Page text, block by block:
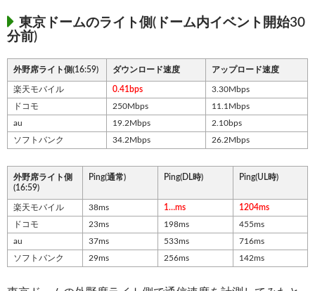
東京ドームのライト側(ドーム内イベント開始30
分前)
外野席ライト側(16:59) ダウンロード速度 アップロード速度
楽天モバイル 0.41bps
3.30Mbps
ドコモ
250Mbps
11.1Mbps
au
19.2Mbps
2.10bps
ソフトバンク
34.2Mbps 26.2Mbps
外野席ライト側
(16:59)
Ping(通常) Ping(DL時) Ping(UL時)
楽天モバイル 38ms 1…ms
1204ms
ドコモ
23ms 198ms
455ms
au
37ms 533ms
716ms
ソフトバンク
29ms 256ms 142ms